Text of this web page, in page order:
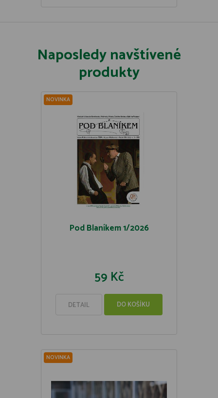
Naposledy navštívené
produkty
NOVINKA
Pod Blaníkem 1/2026
59 Kč
DETAIL DO KOŠÍKU
NOVINKA